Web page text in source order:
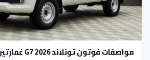
مواصفات فوتون تونلاند G7 2026 غمارتين